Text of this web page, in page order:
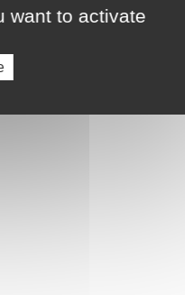
want to activate